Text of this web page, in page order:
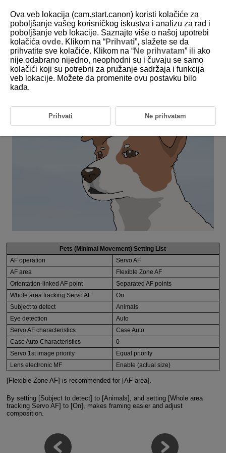
6-35 Animals: Pets (No Obstructions and
Minimal Movement)
This setting is perfect for wild animals and pets that do not move
too much.
Pets (Minimal Movement) Setting List
AF operation
Servo AF
AF area
Flexible Zone AF
Orientation-linked AF point
Separated AF points
Whole area tracking Servo AF
On
Subject to detect
Animals
Eye detection
Auto
Servo AF characteristics
Case Auto
Case Auto Characteristics
0
Servo 1st image priority
Equal priority
Lens electronic MF
Enable (actual size)
[Flexible Zone AF] is recommended for [AF area].
By setting [Subject to detect] to [Animals], and setting [Whole area
tracking Servo AF] to [On], makes framing easier and adjust
composition.
Ova veb lokacija (cam.start.canon) koristi kolačiće za
poboljšanje vašeg korisničkog iskustva i analizu za rad i
poboljšanje veb lokacije. Saznajte više o našoj upotrebi
kolačića ovde. Klikom na “Prihvati”, slažete se da
prihvatite sve kolačiće. Klikom na “Ne prihvatam” ili ako
nije odabrano nijedno, neophodni su i čuvaju se samo
kolačići koji su potrebni za pružanje sadržaja i funkcija
veb lokacije. Možete da promenite ovu postavku bilo
kada.
Prihvati Ne prihvatam